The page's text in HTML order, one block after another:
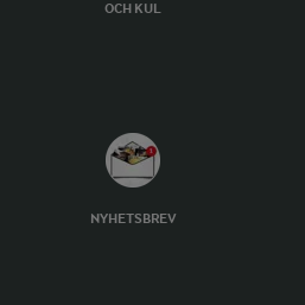
OCH KUL
NYHETSBREV